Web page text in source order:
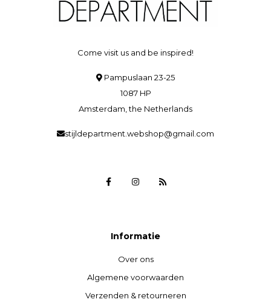
Come visit us and be inspired!
Pampuslaan 23-25
1087 HP
Amsterdam, the Netherlands
stijldepartment.webshop@gmail.com
Informatie
Over ons
Algemene voorwaarden
Verzenden & retourneren